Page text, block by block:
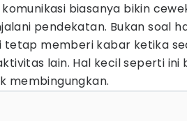
biasanya bikin
pendekatan. Bukan soal
memberi kabar ketika
lain. Hal kecil seperti ini
membingungkan.